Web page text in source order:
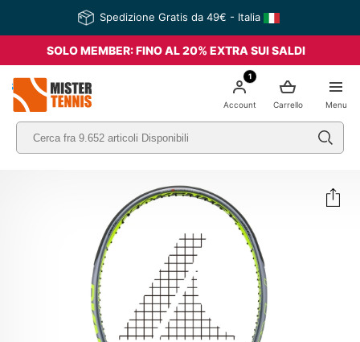
Spedizione Gratis da 49€ - Italia
SOLO MEMBER: FINO AL 20% EXTRA SUI SALDI
Menu
Carrello
1
Account